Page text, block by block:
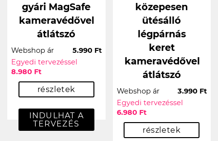
gyári MagSafe
kameravédővel
átlátszó
Webshop ár
5.990 Ft
Egyedi tervezéssel
8.980 Ft
részletek
INDULHAT A
TERVEZÉS
közepesen
ütésálló
légpárnás
keret
kameravédővel
átlátszó
Webshop ár
3.990 Ft
Egyedi tervezéssel
6.980 Ft
részletek